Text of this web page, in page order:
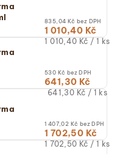
835,04 Kč bez DPH
1 010,40 Kč
Měrná
cena)
1 010,40 Kč / 1 ks
530 Kč bez DPH
641,30 Kč
Měrná
cena)
641,30 Kč / 1 ks
1 407,02 Kč bez DPH
1 702,50 Kč
Měrná
1 702,50 Kč / 1 ks